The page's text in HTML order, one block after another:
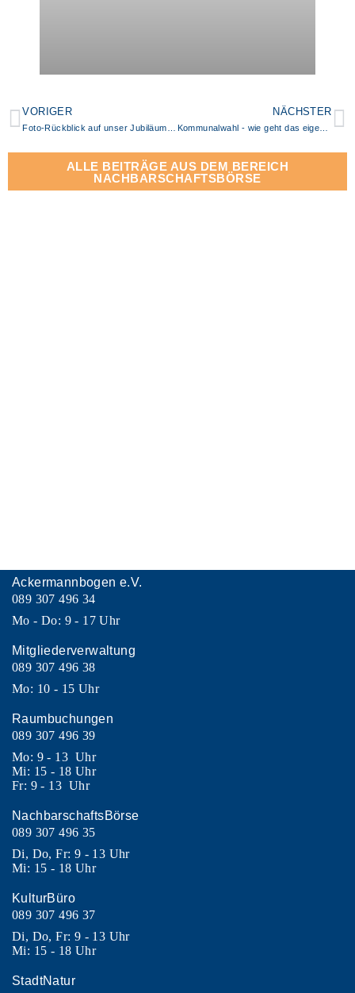
VORIGER NÄCHSTER
ALLE BEITRÄGE AUS DEM BEREICH
NACHBARSCHAFTSBÖRSE​
Ackermannbogen e.V.
089 307 496 34
Mo - Do: 9 - 17 Uhr
Mitgliederverwaltung
089 307 496 38
Mo: 10 - 15 Uhr
Raumbuchungen
089 307 496 39
Mo: 9 - 13 Uhr
Mi: 15 - 18 Uhr
Fr: 9 - 13 Uhr
NachbarschaftsBörse
089 307 496 35
Di, Do, Fr: 9 - 13 Uhr
Mi: 15 - 18 Uhr
KulturBüro
089 307 496 37
Di, Do, Fr: 9 - 13 Uhr
Mi: 15 - 18 Uhr
StadtNatur